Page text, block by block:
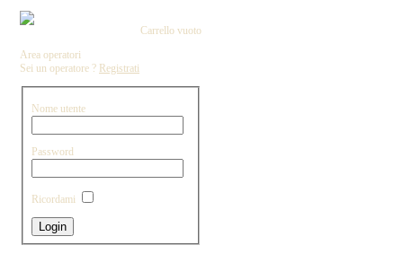
Carrello vuoto
Area operatori
Sei un operatore ? Registrati
Nome utente
Password
Ricordami